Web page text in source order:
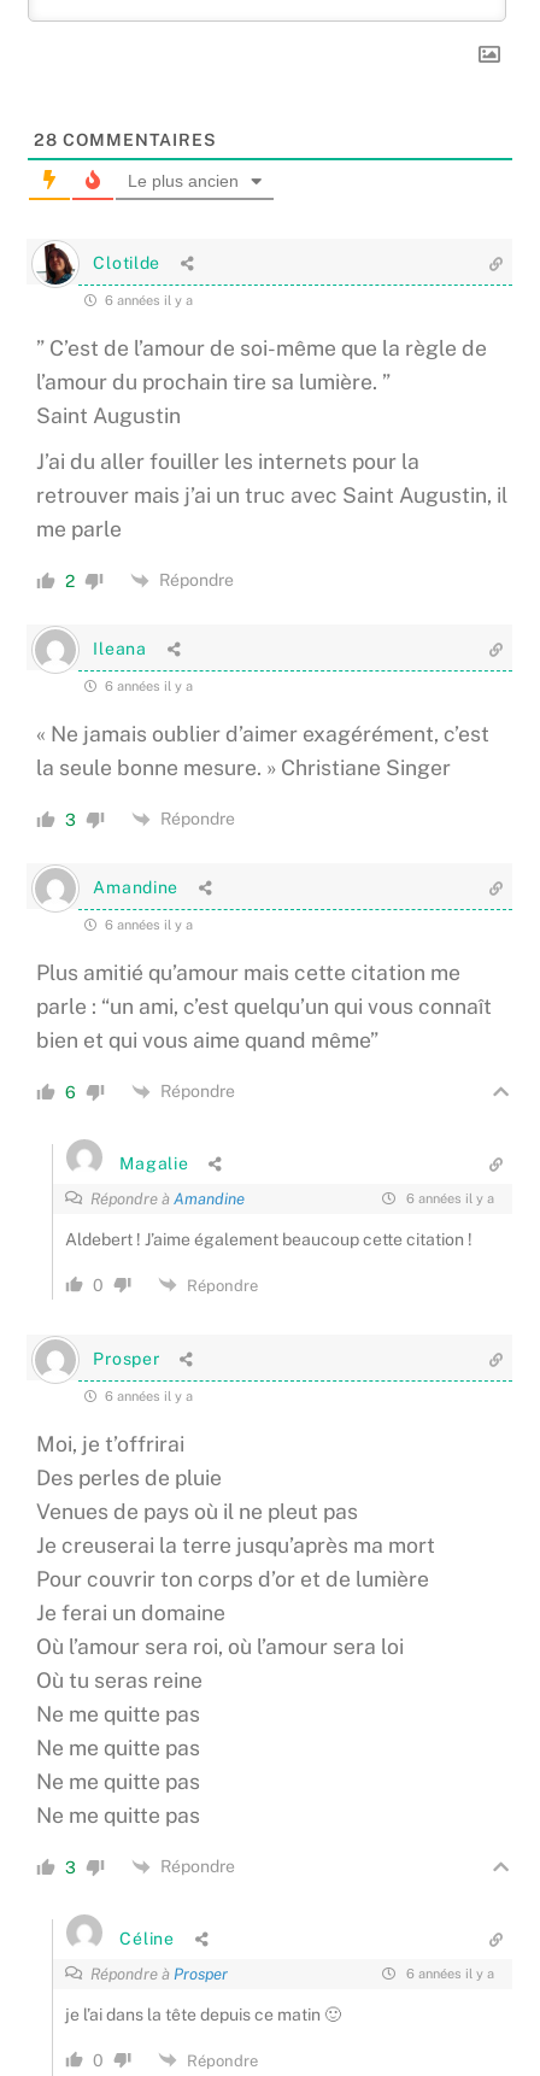
28 COMMENTAIRES
Le plus ancien
Clotilde
6 années il y a
” C’est de l’amour de soi-même que la règle de
l’amour du prochain tire sa lumière. ”
Saint Augustin
J’ai du aller fouiller les internets pour la
retrouver mais j’ai un truc avec Saint Augustin, il
me parle
2 Répondre
Ileana
6 années il y a
« Ne jamais oublier d’aimer exagérément, c’est
la seule bonne mesure. » Christiane Singer
3 Répondre
Amandine
6 années il y a
Plus amitié qu’amour mais cette citation me
parle : “un ami, c’est quelqu’un qui vous connaît
bien et qui vous aime quand même”
6 Répondre
Magalie
Répondre àAmandine 6 années il y a
Aldebert ! J’aime également beaucoup cette citation !
0 Répondre
Prosper
6 années il y a
Moi, je t’offrirai
Des perles de pluie
Venues de pays où il ne pleut pas
Je creuserai la terre jusqu’après ma mort
Pour couvrir ton corps d’or et de lumière
Je ferai un domaine
Où l’amour sera roi, où l’amour sera loi
Où tu seras reine
Ne me quitte pas
Ne me quitte pas
Ne me quitte pas
Ne me quitte pas
3 Répondre
Céline
Répondre à Prosper 6 années il y a
je l’ai dans la tête depuis ce matin 🙂
0 Répondre